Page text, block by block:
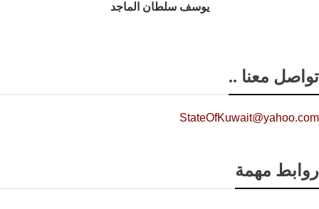
يوسف سلطان الماجد
تواصل معنا ..
StateOfKuwait@yahoo.com
روابط مهمة